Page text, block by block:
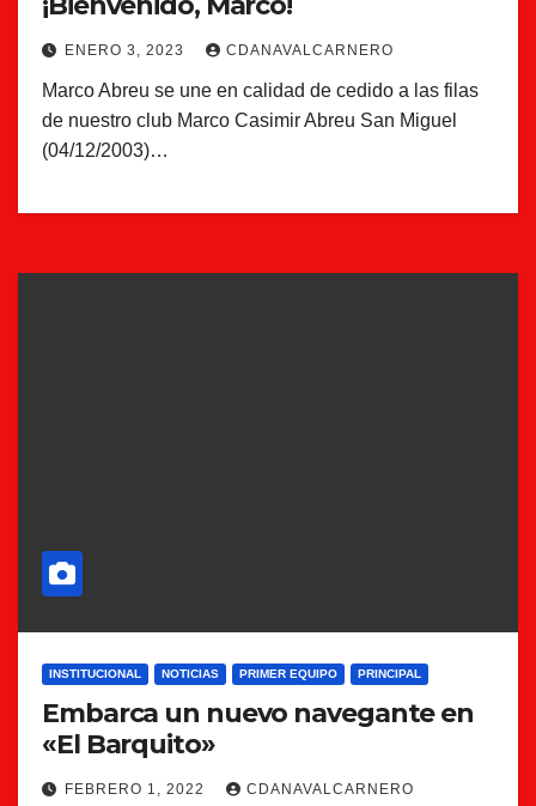
ENERO 3, 2023 CDANAVALCARNERO
Marco Abreu se une en calidad de cedido a las filas
de nuestro club Marco Casimir Abreu San Miguel
(04/12/2003)…
INSTITUCIONAL NOTICIAS PRIMER EQUIPO PRINCIPAL
Embarca un nuevo navegante en
«El Barquito»
FEBRERO 1, 2022 CDANAVALCARNERO